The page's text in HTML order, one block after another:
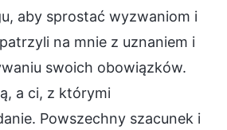
aby sprostać wyzwaniom i
na mnie z uznaniem i
swoich obowiązków.
a ci, z którymi
Powszechny szacunek i